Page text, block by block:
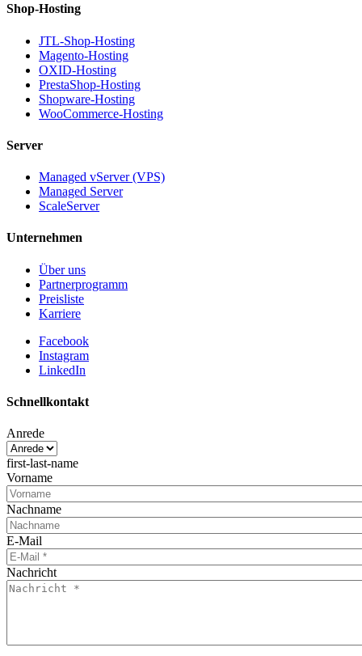
Shop-Hosting
JTL-Shop-Hosting
Magento-Hosting
OXID-Hosting
PrestaShop-Hosting
Shopware-Hosting
WooCommerce-Hosting
Server
Managed vServer (VPS)
Managed Server
ScaleServer
Unternehmen
Über uns
Partnerprogramm
Preisliste
Karriere
Facebook
Instagram
LinkedIn
Schnellkontakt
Anrede
first-last-name
Vorname
Nachname
E-Mail
Nachricht